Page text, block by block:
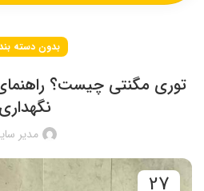
بدون دسته
توری مگنتی چیست؟
نگهداری
مدیر
27